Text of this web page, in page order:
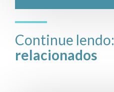
Continue lendo:
relacionados